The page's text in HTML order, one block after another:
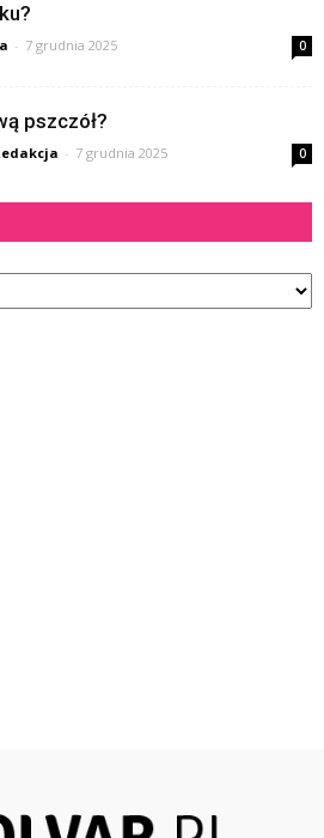
- 7 grudnia 2025 0
pszczół?
- 7 grudnia 2025 0